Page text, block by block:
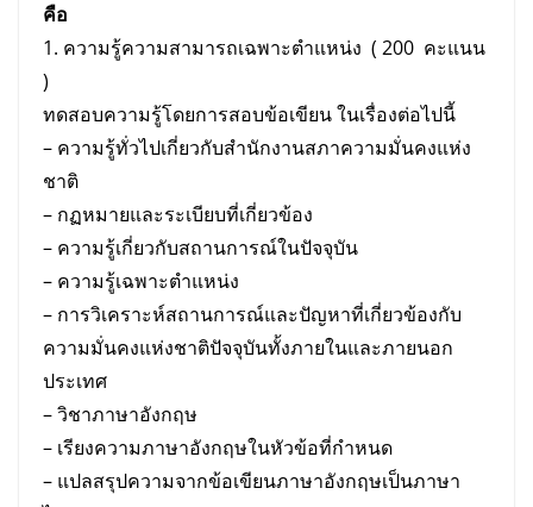
คือ
1. ความรู้ความสามารถเฉพาะตำแหน่ง ( 200 คะแนน
)
ทดสอบความรู้โดยการสอบข้อเขียน ในเรื่องต่อไปนี้
– ความรู้ทั่วไปเกี่ยวกับสำนักงานสภาความมั่นคงแห่ง
ชาติ
– กฏหมายและระเบียบที่เกี่ยวข้อง
– ความรู้เกี่ยวกับสถานการณ์ในปัจจุบัน
– ความรู้เฉพาะตำแหน่ง
– การวิเคราะห์สถานการณ์และปัญหาที่เกี่ยวข้องกับ
ความมั่นคงแห่งชาติปัจจุบันทั้งภายในและภายนอก
ประเทศ
– วิชาภาษาอังกฤษ
– เรียงความภาษาอังกฤษในหัวข้อที่กำหนด
– แปลสรุปความจากข้อเขียนภาษาอังกฤษเป็นภาษา